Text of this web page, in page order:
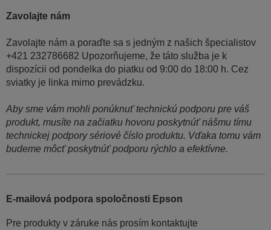
Zavolajte nám
Zavolajte nám a poraďte sa s jedným z našich špecialistov
+421 232786682 Upozorňujeme, že táto služba je k
dispozícii od pondelka do piatku od 9:00 do 18:00 h. Cez
sviatky je linka mimo prevádzku.
Aby sme vám mohli ponúknuť technickú podporu pre váš
produkt, musíte na začiatku hovoru poskytnúť nášmu tímu
technickej podpory sériové číslo produktu. Vďaka tomu vám
budeme môcť poskytnúť podporu rýchlo a efektívne.
E-mailová podpora spoločnosti Epson
Pre produkty v záruke nás prosím kontaktujte